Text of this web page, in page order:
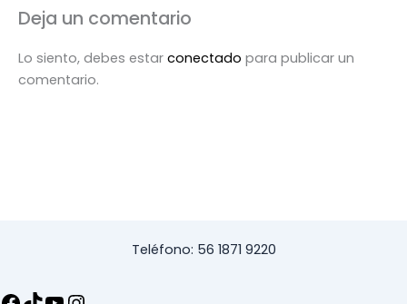
Deja un comentario
Lo siento, debes estar conectado para publicar un
comentario.
Teléfono: 56 1871 9220